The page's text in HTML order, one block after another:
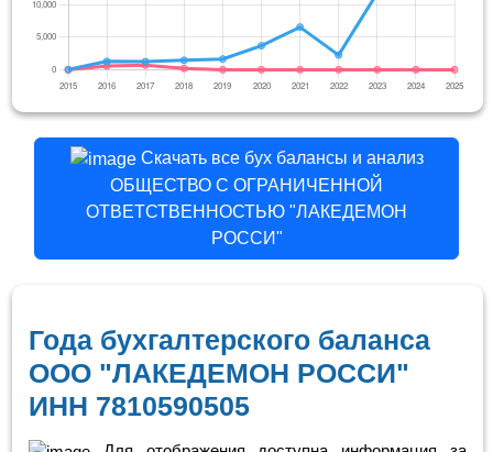
Скачать все бух балансы и анализ
ОБЩЕСТВО С ОГРАНИЧЕННОЙ
ОТВЕТСТВЕННОСТЬЮ "ЛАКЕДЕМОН
РОССИ"
Года бухгалтерского баланса
ООО "ЛАКЕДЕМОН РОССИ"
ИНН 7810590505